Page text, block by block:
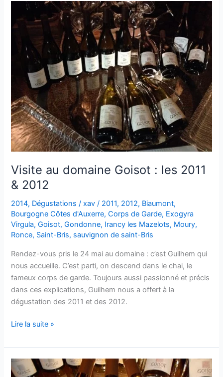
Visite au domaine Goisot : les 2011
& 2012
2014, Dégustations /xav/ 2011, 2012, Biaumont,
Bourgogne Côtes d'Auxerre,Corps de Garde, Exogyra
Virgula,Goisot,Gondonne, Irancy les Mazelots, Moury,
Ronce, Saint-Bris, sauvignon de saint-Bris
Rendez-vous pris le 24 mai au domaine : c’est Guilhem qui
nous accueille. C’est parti, on descend dans le chai, le
fameux corps de garde. Toujours aussi passionné et précis
dans ces explications, Guilhem nous a offert à la
dégustation des 2011 et des 2012.
Visite
domaine
Goisot
:
Lire la suite »